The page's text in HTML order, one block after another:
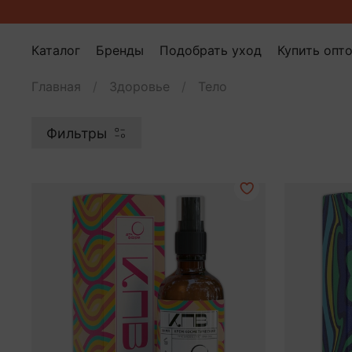
Каталог Бренды Подобрать уход Купить
Главная Здоровье Тело
Фильтры